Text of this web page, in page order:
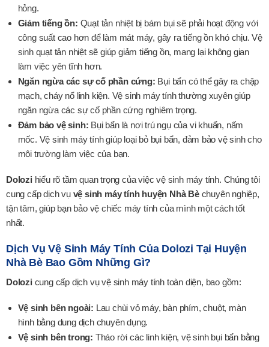
hỏng.
Giảm tiếng ồn: Quạt tản nhiệt bị bám bụi sẽ phải hoạt động với
công suất cao hơn để làm mát máy, gây ra tiếng ồn khó chịu. Vệ
sinh quạt tản nhiệt sẽ giúp giảm tiếng ồn, mang lại không gian
làm việc yên tĩnh hơn.
Ngăn ngừa các sự cố phần cứng: Bụi bẩn có thể gây ra chập
mạch, cháy nổ linh kiện. Vệ sinh máy tính thường xuyên giúp
ngăn ngừa các sự cố phần cứng nghiêm trọng.
Đảm bảo vệ sinh: Bụi bẩn là nơi trú ngụ của vi khuẩn, nấm
mốc. Vệ sinh máy tính giúp loại bỏ bụi bẩn, đảm bảo vệ sinh cho
môi trường làm việc của bạn.
Dolozi hiểu rõ tầm quan trọng của việc vệ sinh máy tính. Chúng tôi
cung cấp dịch vụ vệ sinh máy tính huyện Nhà Bèchuyên nghiệp,
tận tâm, giúp bạn bảo vệ chiếc máy tính của mình một cách tốt
nhất.
Dịch Vụ Vệ Sinh Máy Tính Của Dolozi Tại Huyện
Nhà Bè Bao Gồm Những Gì?
Dolozi cung cấp dịch vụ vệ sinh máy tính toàn diện, bao gồm:
Vệ sinh bên ngoài: Lau chùi vỏ máy, bàn phím, chuột, màn
hình bằng dung dịch chuyên dụng.
Vệ sinh bên trong: Tháo rời các linh kiện, vệ sinh bụi bẩn bằng